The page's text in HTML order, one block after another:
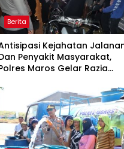
Berita
Kejahatan
Penyakit Masyarakat,
Maros Gelar Razia